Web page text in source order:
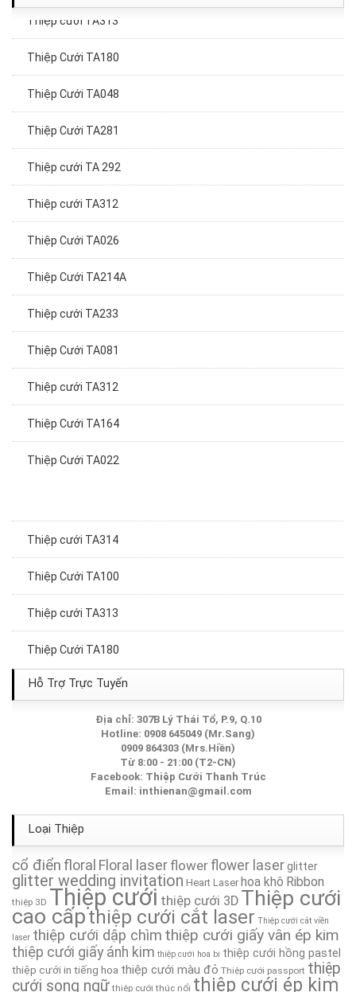
Thiệp Cưới TA180
Thiệp Cưới TA048
Thiệp Cưới TA281
Thiệp cưới TA 292
Thiệp cưới TA312
Thiệp Cưới TA026
Thiệp Cưới TA214A
Thiệp cưới TA233
Thiệp Cưới TA081
Thiệp cưới TA312
Thiệp Cưới TA164
Thiệp Cưới TA022
Thiệp cưới TA314
Thiệp Cưới TA100
Thiệp cưới TA313
Thiệp Cưới TA180
Thiệp Cưới TA048
Thiệp Cưới TA281
Thiệp cưới TA312
Thiệp Cưới TA026
Thiệp Cưới TA214A
Thiệp cưới TA233
Thiệp Cưới TA081
Thiệp cưới TA312
Hỗ Trợ Trực Tuyến
Địa chỉ: 307B Lý Thái Tổ, P.9, Q.10
Hotline: 0908 645049 (Mr.Sang)
0909 864303 (Mrs.Hiền)
Từ 8:00 - 21:00 (T2-CN)
Facebook: Thiệp Cưới Thanh Trúc
Email: inthienan@gmail.com
Loại Thiệp
cổ điển floral Floral laser flower flower laserglitter
glitter wedding invitation Heart Laser hoa khô Ribbon
thiệp 3D Thiệp cưới thiệp cưới 3D Thiệp cưới
cao cấpthiệp cưới cắt laser Thiệp cưới cắt viền
laser thiệp cưới dập chìm thiệp cưới giấy vân ép kim
thiệp cưới giấy ánh kim thiệp cưới hoa bi thiệp cưới hồng pastel
thiệp cưới in tiếng hoa thiệp cưới màu đỏ Thiệp cưới passport thiệp
cưới song ngữ thiệp cưới thúc nổi thiệp cưới ép kim